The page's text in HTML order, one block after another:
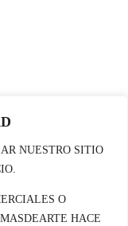
NUESTRO SITIO
O
HACE
museos y artistas